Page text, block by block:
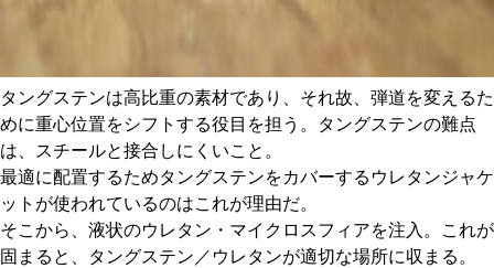
タングステンは高比重の素材であり、それ故、弾道を変えるた
めに重心位置をシフトする役目を担う。タングステンの難点
は、スチールと接合しにくいこと。
最適に配置するためタングステンをカバーするウレタンジャケ
ットが使われているのはこれが理由だ。
そこから、液状のウレタン・マイクロスフィアを注入。これが
固まると、タングステン／ウレタンが適切な場所に収まる。